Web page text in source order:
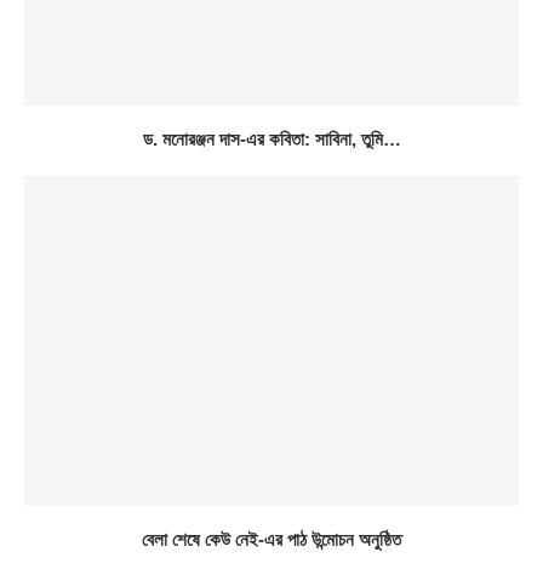
ড. মনোরঞ্জন দাস-এর কবিতা: সাবিনা, তুমি…
বেলা শেষে কেউ নেই-এর পাঠ উন্মোচন অনুষ্ঠিত